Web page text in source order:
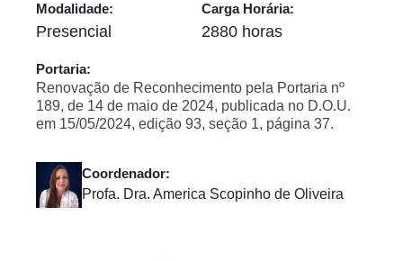
Modalidade:
Presencial
Carga Horária:
2880 horas
Portaria:
Renovação de Reconhecimento pela Portaria nº
189, de 14 de maio de 2024, publicada no D.O.U.
em 15/05/2024, edição 93, seção 1, página 37.
Coordenador:
Profa. Dra. America Scopinho de Oliveira